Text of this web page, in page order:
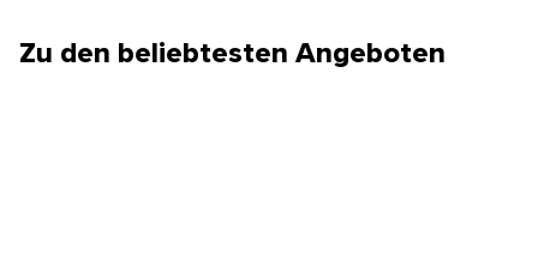
Zu den beliebtesten Angeboten